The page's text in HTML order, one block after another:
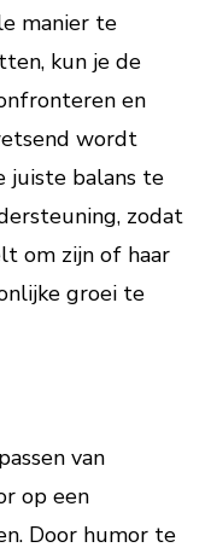
manier te
kun je de
en
wordt
juiste balans te
zodat
om zijn of haar
groei te
van
op een
Door humor te